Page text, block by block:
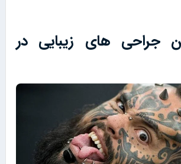
جراحی های زیبایی در